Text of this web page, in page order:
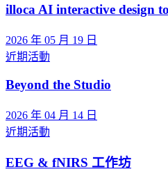
illoca AI interactive design
2026 年 05 月 19 日
近期活動
Beyond the Studio
2026 年 04 月 14 日
近期活動
EEG & fNIRS 工作坊